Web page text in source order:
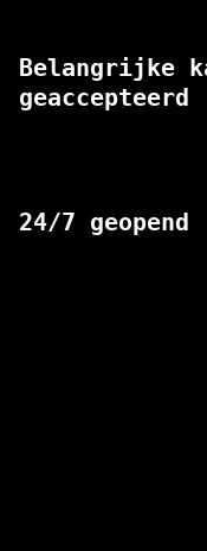
Belangrijke
geaccepteerd
24/7 geopend